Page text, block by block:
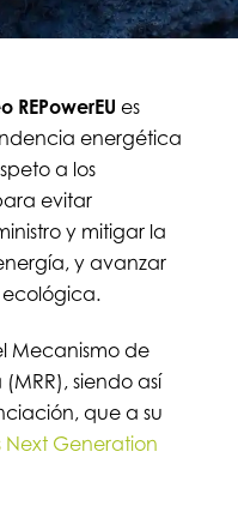
es
energética
a los
evitar
y mitigar la
y avanzar
Mecanismo de
siendo así
que a su
Next Generation